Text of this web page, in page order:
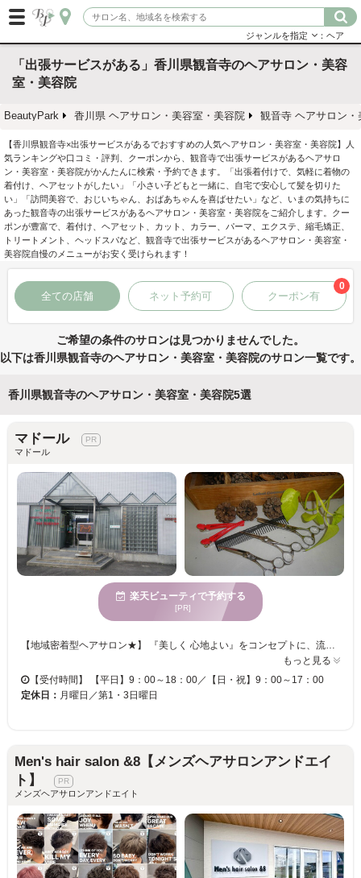
ジャンルを指定 ：ヘア
「出張サービスがある」香川県観音寺のヘアサロン・美容
室・美容院
BeautyPark 香川県 ヘアサロン・美容室・美容院 観音寺 ヘアサロン・
【香川県観音寺×出張サービスがあるでおすすめの人気ヘアサロン・美容室・美容院】人
気ランキングや口コミ・評判、クーポンから、観音寺で出張サービスがあるヘアサロ
ン・美容室・美容院がかんたんに検索・予約できます。「出張着付けで、気軽に着物の
着付け、ヘアセットがしたい」「小さい子どもと一緒に、自宅で安心して髪を切りた
い」「訪問美容で、おじいちゃん、おばあちゃんを喜ばせたい」など、いまの気持ちに
あった観音寺の出張サービスがあるヘアサロン・美容室・美容院をご紹介します。クー
ポンが豊富で、着付け、ヘアセット、カット、カラー、パーマ、エクステ、縮毛矯正、
トリートメント、ヘッドスパなど、観音寺で出張サービスがあるヘアサロン・美容室・
美容院自慢のメニューがお安く受けられます！
全ての店舗 ネット予約可 クーポン有
0
ご希望の条件のサロンは見つかりませんでした。
以下は香川県観音寺のヘアサロン・美容室・美容院のサロン一覧です。
香川県観音寺のヘアサロン・美容室・美容院5選
マドール
マドール
楽天ビューティで予約する
[PR]
【地域密着型ヘアサロン★】 『美しく 心地よい』をコンセプトに、流行だけにとらわれることなく、一人一人のお客様のライフスタイルに合わせたスタイルケアーを提ご提案。頭皮・髪へのこだわりと洗練された技術で、お客様の綺麗と快適をサポート致します。髪地肌が気になる人は是非1度ご相談ください。 【マンツーマン施術が嬉しい◎】 マドールは一人のスタイリストが仕上げまでご対応いたします♪今の髪型のこういうところが気になる・ぴったりなヘアスタイル、アレンジが知りたい！など、些細な事でもお応えします。 【駐車場もあります♪】 観音寺駅から徒歩30分…でも、駐車場を完備しているのでお車でもお越しいただけます。楽天ビューティ限定【ご新規様全メニュー10%OFF】クーポンも掲載中♪ぜひ一度、足を運んでみてはいかがですか？皆様のお越しをお待ちしております。
もっと見る
【受付時間】 【平日】9：00～18：00／【日・祝】9：00～17：00
定休日： 月曜日／第1・3日曜日
Men's hair salon &8【メンズヘアサロンアンドエイ
ト】
メンズヘアサロンアンドエイト